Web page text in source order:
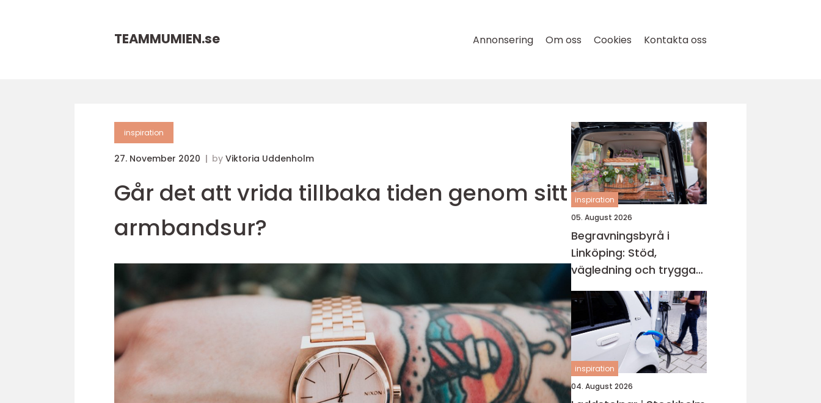
TEAMMUMIEN.se Annonsering Om oss Cookies Kontakta oss
inspiration
27. November 2020 by Viktoria Uddenholm
Går det att vrida tillbaka tiden genom sitt
armbandsur?
inspiration
05. August 2026
Begravningsbyrå i
Linköping: Stöd,
vägledning och trygga
val i en svår tid
inspiration
04. August 2026